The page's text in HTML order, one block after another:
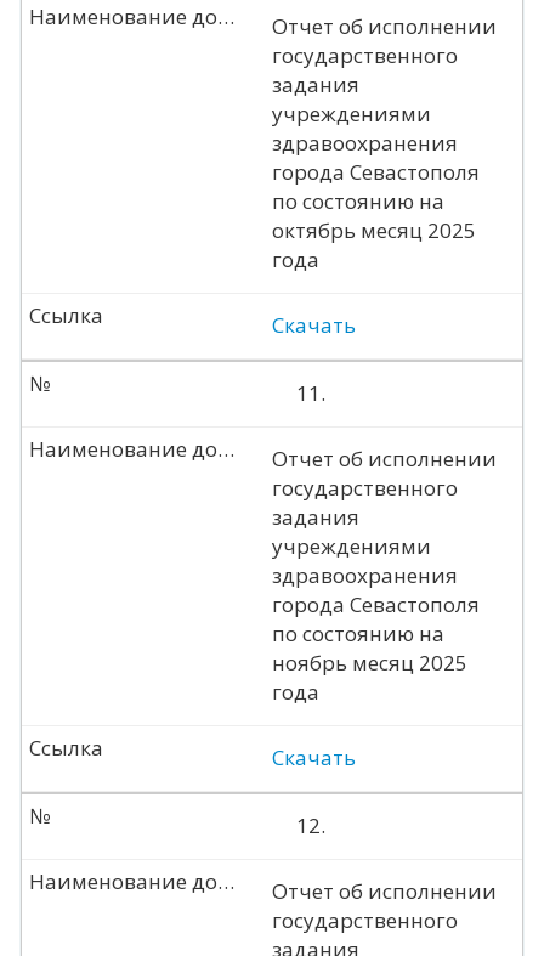
Отчет об исполнении
государственного
задания
учреждениями
здравоохранения
города Севастополя
по состоянию на
октябрь месяц 2025
года
Наименование документа
Скачать
Ссылка
11.
№
Отчет об исполнении
государственного
задания
учреждениями
здравоохранения
города Севастополя
по состоянию на
ноябрь месяц 2025
года
Наименование документа
Скачать
Ссылка
12.
№
Отчет об исполнении
государственного
задания
Наименование документа